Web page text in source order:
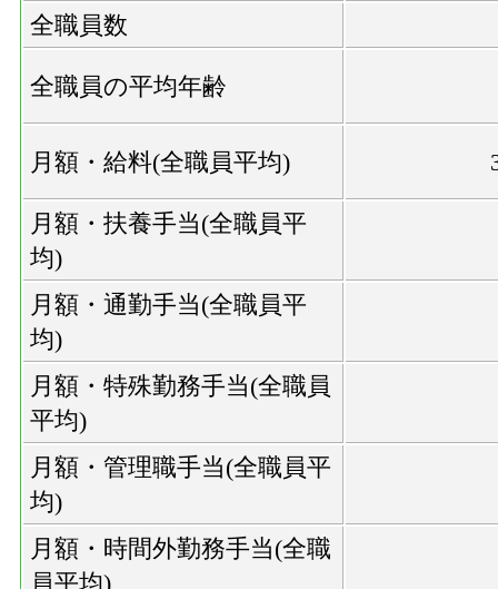
全職員数
全職員の平均年齢
月額・給料(全職員平均)
月額・扶養手当(全職員平
均)
月額・通勤手当(全職員平
均)
月額・特殊勤務手当(全職員
平均)
月額・管理職手当(全職員平
均)
月額・時間外勤務手当(全職
員平均)